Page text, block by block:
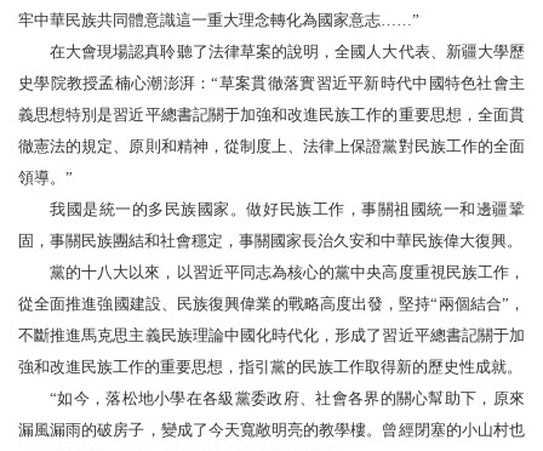
牢中華民族共同體意識這一重大理念轉化為國家意志……”
在大會現場認真聆聽了法律草案的說明，全國人大代表、新疆大學歷
史學院教授孟楠心潮澎湃：“草案貫徹落實習近平新時代中國特色社會主
義思想特別是習近平總書記關于加強和改進民族工作的重要思想，全面貫
徹憲法的規定、原則和精神，從制度上、法律上保證黨對民族工作的全面
領導。”
我國是統一的多民族國家。做好民族工作，事關祖國統一和邊疆鞏
固，事關民族團結和社會穩定，事關國家長治久安和中華民族偉大復興。
黨的十八大以來，以習近平同志為核心的黨中央高度重視民族工作，
從全面推進強國建設、民族復興偉業的戰略高度出發，堅持“兩個結合”，
不斷推進馬克思主義民族理論中國化時代化，形成了習近平總書記關于加
強和改進民族工作的重要思想，指引黨的民族工作取得新的歷史性成就。
“如今，落松地小學在各級黨委政府、社會各界的關心幫助下，原來
漏風漏雨的破房子，變成了今天寬敞明亮的教學樓。曾經閉塞的小山村也